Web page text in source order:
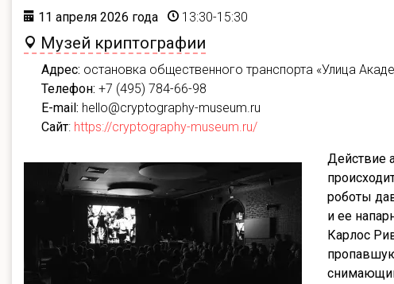
11 апреля 2026 года 13:30-15:30
Музей криптографии
Адрес: остановка общественного транспорта «Улица
Телефон: +7 (495) 784-66-98
E-mail: hello@cryptography-museum.ru
Сайт: https://cryptography-museum.ru/
Действие
роботы
и ее
Карлос